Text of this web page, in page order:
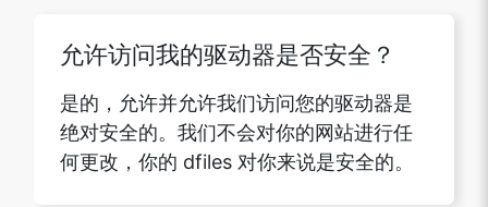
允许访问我的驱动器是否安全？
是的，允许并允许我们访问您的驱动器是
绝对安全的。我们不会对你的网站进行任
何更改，你的 dfiles 对你来说是安全的。